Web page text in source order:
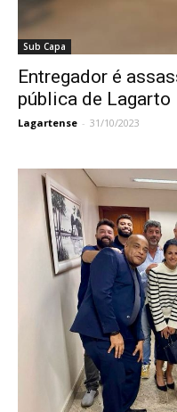
Sub Capa
Entregador é
pública de Lagarto
Lagartense - 31/10/2023